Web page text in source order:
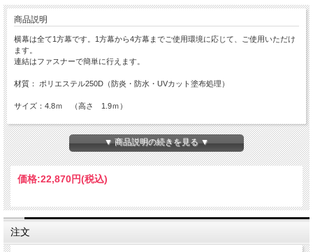
商品説明
横幕は全て1方幕です。1方幕から4方幕までご使用環境に応じて、ご使用いただけ
ます。
連結はファスナーで簡単に行えます。
材質： ポリエステル250D（防炎・防水・UVカット塗布処理）
サイズ：4.8ｍ （高さ 1.9ｍ）
▼ 商品説明の続きを見る ▼
価格:22,870円(税込)
注文